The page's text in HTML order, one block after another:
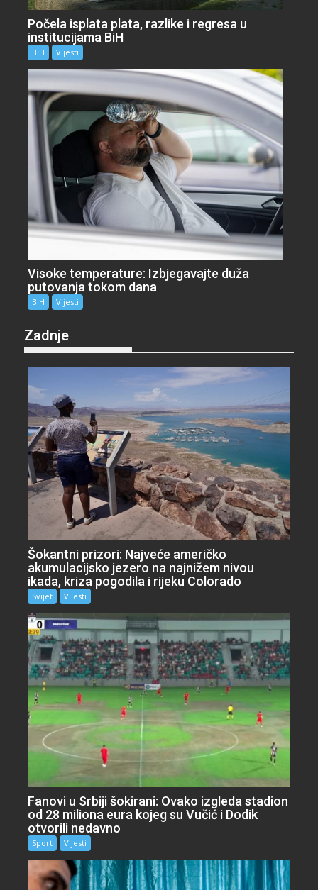
Počela isplata plata, razlike i regresa u
institucijama BiH
BiH Vijesti
Visoke temperature: Izbjegavajte duža
putovanja tokom dana
BiH Vijesti
Zadnje
Šokantni prizori: Najveće američko
akumulacijsko jezero na najnižem nivou
ikada, kriza pogodila i rijeku Colorado
Svijet Vijesti
Fanovi u Srbiji šokirani: Ovako izgleda stadion
od 28 miliona eura kojeg su Vučić i Dodik
otvorili nedavno
Sport Vijesti